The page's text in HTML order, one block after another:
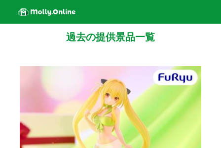
過去の提供景品一覧